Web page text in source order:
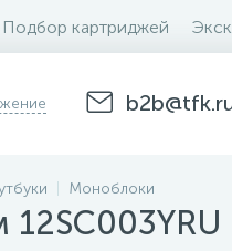
Подбор картриджей
Моноблоки
12SC003YRU